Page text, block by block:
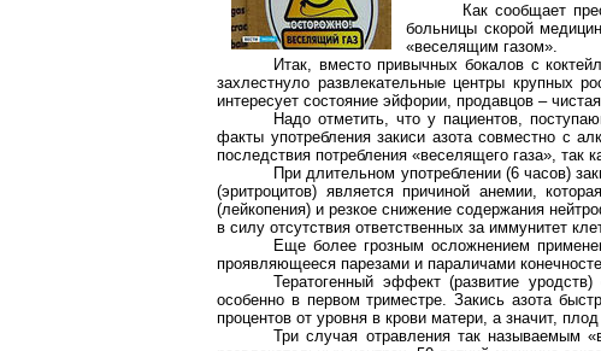
Как сообщает
больницы скорой
«веселящим газом».
Итак, вместо привычных бокалов с
захлестнуло развлекательные центры крупных
интересует состояние эйфории, продавцов –
Надо отметить, что у пациентов,
факты употребления закиси азота совместно с
последствия потребления «веселящего газа», так
При длительном употреблении (6 часов)
(эритроцитов) является причиной анемии,
(лейкопения) и резкое снижение содержания
в силу отсутствия ответственных за иммунитет
Еще более грозным осложнением
проявляющееся парезами и параличами
Тератогенный эффект (развитие
особенно в первом триместре. Закись азота
процентов от уровня в крови матери, а значит,
Три случая отравления так называемым